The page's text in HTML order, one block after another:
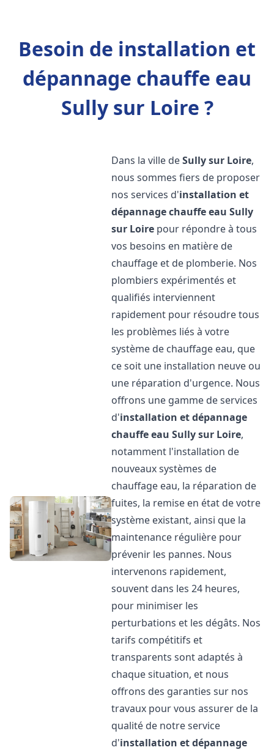
Besoin de installation et
dépannage chauffe eau
Sully sur Loire ?
Dans la ville deSully sur Loire,
nous sommes fiers de proposer
nos services d'installation et
dépannage chauffe eau Sully
sur Loire pour répondre à tous
vos besoins en matière de
chauffage et de plomberie. Nos
plombiers expérimentés et
qualifiés interviennent
rapidement pour résoudre tous
les problèmes liés à votre
système de chauffage eau, que
ce soit une installation neuve ou
une réparation d'urgence. Nous
offrons une gamme de services
d'installation et dépannage
chauffe eau Sully sur Loire,
notamment l'installation de
nouveaux systèmes de
chauffage eau, la réparation de
fuites, la remise en état de votre
système existant, ainsi que la
maintenance régulière pour
prévenir les pannes. Nous
intervenons rapidement,
souvent dans les 24 heures,
pour minimiser les
perturbations et les dégâts. Nos
tarifs compétitifs et
transparents sont adaptés à
chaque situation, et nous
offrons des garanties sur nos
travaux pour vous assurer de la
qualité de notre service
d'installation et dépannage